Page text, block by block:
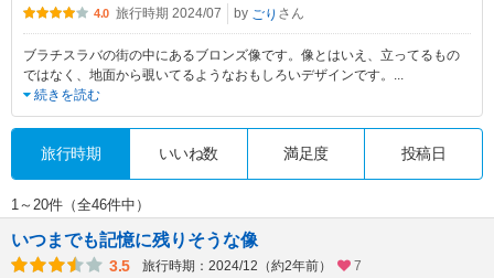
4.0 旅行時期 2024/07 by ごり さん
ブラチスラバの街の中にあるブロンズ像です。像とはいえ、立ってるもの
ではなく、地面から覗いてるようなおもしろいデザインです。 ...
続きを読む
旅行時期 いいね数 満足度 投稿日
1～20件（全46件中）
いつまでも記憶に残りそうな像
3.5 旅行時期：2024/12（約2年前）
7